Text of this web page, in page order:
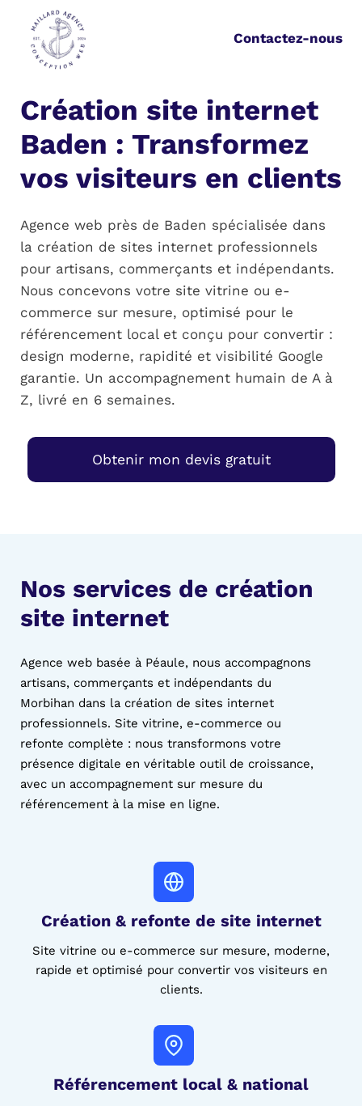
contenu
Contactez-nous
Création site internet
Baden : Transformez
vos visiteurs en clients
Agence web près de Baden spécialisée dans
la création de sites internet professionnels
pour artisans, commerçants et indépendants.
Nous concevons votre site vitrine ou e-
commerce sur mesure, optimisé pour le
référencement local et conçu pour convertir :
design moderne, rapidité et visibilité Google
garantie. Un accompagnement humain de A à
Z, livré en 6 semaines.
Obtenir mon devis gratuit
Nos services de création
site internet
Agence web basée à Péaule, nous accompagnons
artisans, commerçants et indépendants du
Morbihan dans la création de sites internet
professionnels. Site vitrine, e-commerce ou
refonte complète : nous transformons votre
présence digitale en véritable outil de croissance,
avec un accompagnement sur mesure du
référencement à la mise en ligne.
Création & refonte de site internet
Site vitrine ou e-commerce sur mesure, moderne,
rapide et optimisé pour convertir vos visiteurs en
clients.
Référencement local & national